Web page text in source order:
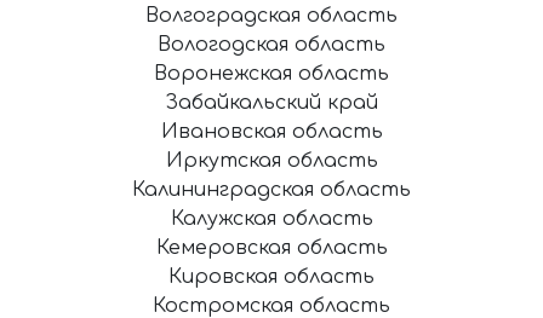
Волгоградская область
Вологодская область
Воронежская область
Забайкальский край
Ивановская область
Иркутская область
Калининградская область
Калужская область
Кемеровская область
Кировская область
Костромская область